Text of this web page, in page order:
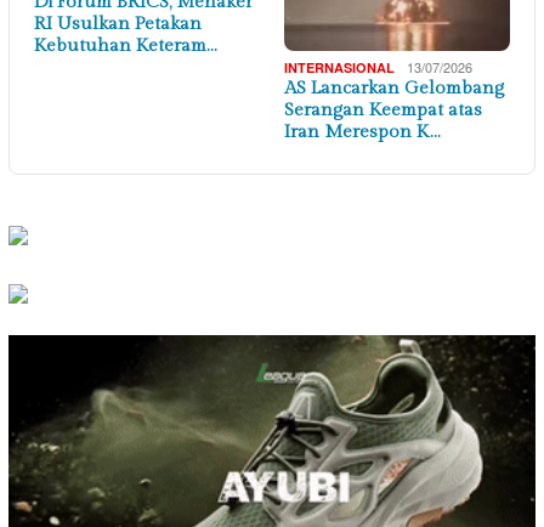
RI Usulkan Petakan
Kebutuhan Keteram…
INTERNASIONAL 13/07/2026
AS Lancarkan Gelombang
Serangan Keempat atas
Iran Merespon K…